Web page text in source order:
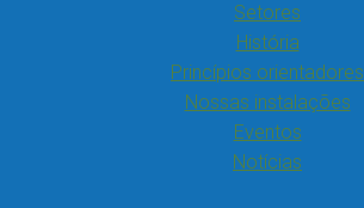
Setores
História
Princípios orientadores
Nossas instalações
Eventos
Notícias